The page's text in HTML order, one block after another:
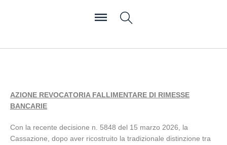
AZIONE REVOCATORIA FALLIMENTARE DI RIMESSE
BANCARIE
Con la recente decisione n. 5848 del 15 marzo 2026, la
Cassazione, dopo aver ricostruito la tradizionale distinzione tra